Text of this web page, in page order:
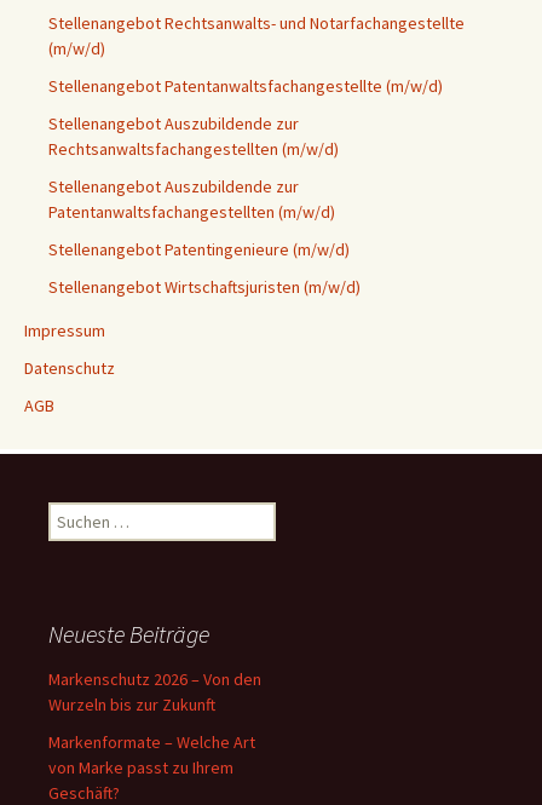
Stellenangebot Rechtsanwalts- und Notarfachangestellte
(m/w/d)
Stellenangebot Patentanwaltsfachangestellte (m/w/d)
Stellenangebot Auszubildende zur
Rechtsanwaltsfachangestellten (m/w/d)
Stellenangebot Auszubildende zur
Patentanwaltsfachangestellten (m/w/d)
Stellenangebot Patentingenieure (m/w/d)
Stellenangebot Wirtschaftsjuristen (m/w/d)
Impressum
Datenschutz
AGB
Suchen
nach:
Neueste Beiträge
Markenschutz 2026 – Von den
Wurzeln bis zur Zukunft
Markenformate – Welche Art
von Marke passt zu Ihrem
Geschäft?